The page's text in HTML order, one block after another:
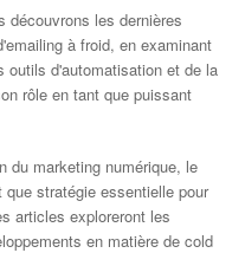
découvrons les dernières
à froid, en examinant
outils d'automatisation et de la
rôle en tant que puissant
du marketing numérique, le
stratégie essentielle pour
articles exploreront les
en matière de cold